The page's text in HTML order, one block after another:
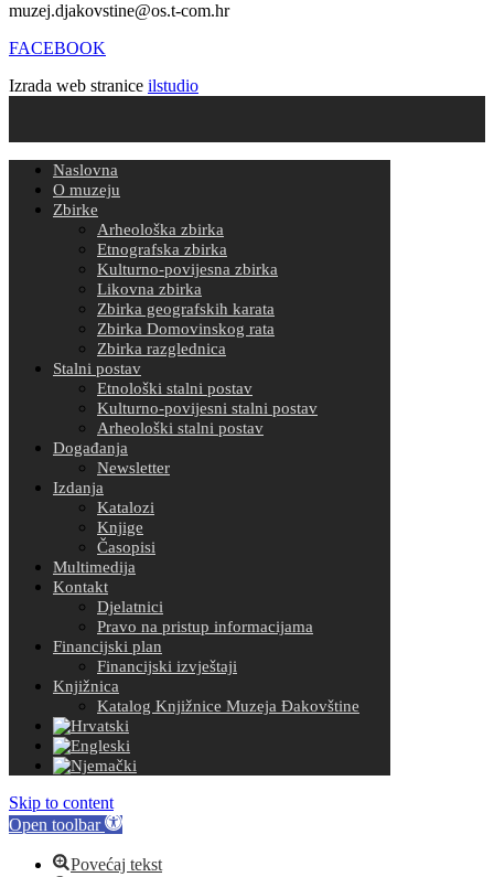
muzej.djakovstine@os.t-com.hr
FACEBOOK
Izrada web stranice ilstudio
Naslovna
O muzeju
Zbirke
Arheološka zbirka
Etnografska zbirka
Kulturno-povijesna zbirka
Likovna zbirka
Zbirka geografskih karata
Zbirka Domovinskog rata
Zbirka razglednica
Stalni postav
Etnološki stalni postav
Kulturno-povijesni stalni postav
Arheološki stalni postav
Događanja
Newsletter
Izdanja
Katalozi
Knjige
Časopisi
Multimedija
Kontakt
Djelatnici
Pravo na pristup informacijama
Financijski plan
Financijski izvještaji
Knjižnica
Katalog Knjižnice Muzeja Đakovštine
Skip to content
Open toolbar
Povećaj tekst